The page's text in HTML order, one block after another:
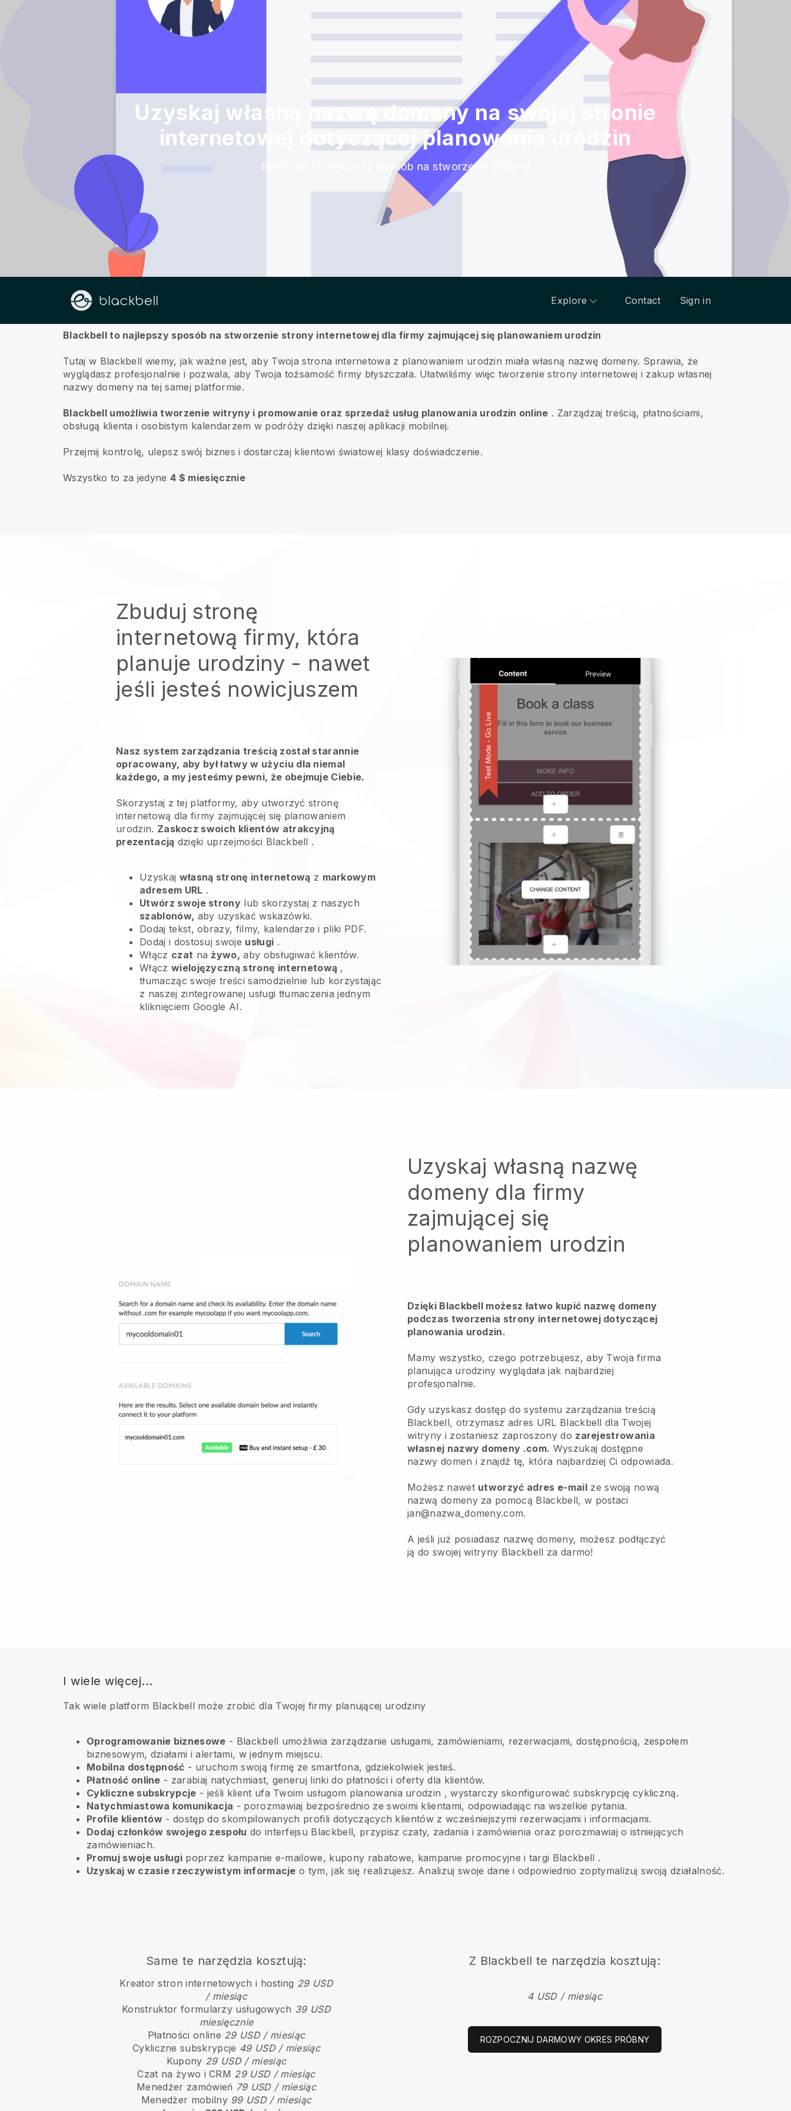
Uzyskaj własną nazwę domeny na swojej stronie
internetowej dotyczącej planowania urodzin
Blackbell to najlepszy sposób na stworzenie witryny
Explore Contact Sign in
O nas
Blackbell to najlepszy sposób na stworzenie strony internetowej dla firmy zajmującej się planowaniem urodzin
Tutaj w Blackbell wiemy, jak ważne jest, aby Twoja strona internetowa z planowaniem urodzin miała własną nazwę domeny. Sprawia, że
wyglądasz profesjonalnie i pozwala, aby Twoja tożsamość firmy błyszczała. Ułatwiliśmy więc tworzenie strony internetowej i zakup własnej
nazwy domeny na tej samej platformie.
Blackbell umożliwia tworzenie witryny i promowanie oraz sprzedaż usług planowania urodzin online . Zarządzaj treścią, płatnościami,
obsługą klienta i osobistym kalendarzem w podróży dzięki naszej aplikacji mobilnej.
Przejmij kontrolę, ulepsz swój biznes i dostarczaj klientowi światowej klasy doświadczenie.
Wszystko to za jedyne4 $ miesięcznie
Zbuduj stronę
internetową firmy, która
planuje urodziny - nawet
jeśli jesteś nowicjuszem
Nasz system zarządzania treścią został starannie
opracowany, aby był łatwy w użyciu dla niemal
każdego, a my jesteśmy pewni, że obejmuje Ciebie.
Skorzystaj z tej platformy, aby utworzyć stronę
internetową dla firmy zajmującej się planowaniem
urodzin. Zaskocz swoich klientów atrakcyjną
prezentacją dzięki uprzejmości Blackbell .
Uzyskaj własną stronę internetową z markowym
adresem URL .
Utwórz swoje strony lub skorzystaj z naszych
szablonów, aby uzyskać wskazówki.
Dodaj tekst, obrazy, filmy, kalendarze i pliki PDF.
Dodaj i dostosuj swoje usługi .
Włącz czat na żywo, aby obsługiwać klientów.
Włącz wielojęzyczną stronę internetową ,
tłumacząc swoje treści samodzielnie lub korzystając
z naszej zintegrowanej usługi tłumaczenia jednym
kliknięciem Google AI.
Uzyskaj własną nazwę
domeny dla firmy
zajmującej się
planowaniem urodzin
Dzięki Blackbell możesz łatwo kupić nazwę domeny
podczas tworzenia strony internetowej dotyczącej
planowania urodzin.
Mamy wszystko, czego potrzebujesz, aby Twoja firma
planująca urodziny wyglądała jak najbardziej
profesjonalnie.
Gdy uzyskasz dostęp do systemu zarządzania treścią
Blackbell, otrzymasz adres URL Blackbell dla Twojej
witryny i zostaniesz zaproszony do zarejestrowania
własnej nazwy domeny .com. Wyszukaj dostępne
nazwy domen i znajdź tę, która najbardziej Ci odpowiada.
Możesz nawet utworzyć adres e-mailze swoją nową
nazwą domeny za pomocą Blackbell, w postaci
jan@nazwa_domeny.com.
A jeśli już posiadasz nazwę domeny, możesz podłączyć
ją do swojej witryny Blackbell za darmo!
I wiele więcej...
Tak wiele platform Blackbell może zrobić dla Twojej firmy planującej urodziny
Oprogramowanie biznesowe - Blackbell umożliwia zarządzanie usługami, zamówieniami, rezerwacjami, dostępnością, zespołem
biznesowym, działami i alertami, w jednym miejscu.
Mobilna dostępność - uruchom swoją firmę ze smartfona, gdziekolwiek jesteś.
Płatność online - zarabiaj natychmiast, generuj linki do płatności i oferty dla klientów.
Cykliczne subskrypcje - jeśli klient ufa Twoim usługom planowania urodzin , wystarczy skonfigurować subskrypcję cykliczną.
Natychmiastowa komunikacja - porozmawiaj bezpośrednio ze swoimi klientami, odpowiadając na wszelkie pytania.
Profile klientów - dostęp do skompilowanych profili dotyczących klientów z wcześniejszymi rezerwacjami i informacjami.
Dodaj członków swojego zespołu do interfejsu Blackbell, przypisz czaty, zadania i zamówienia oraz porozmawiaj o istniejących
zamówieniach.
Promuj swoje usługi poprzez kampanie e-mailowe, kupony rabatowe, kampanie promocyjne i targi Blackbell .
Uzyskaj w czasie rzeczywistym informacje o tym, jak się realizujesz. Analizuj swoje dane i odpowiednio zoptymalizuj swoją działalność.
Same te narzędzia kosztują:
Kreator stron internetowych i hosting 29 USD
/ miesiąc
Konstruktor formularzy usługowych 39 USD
miesięcznie
Płatności online 29 USD / miesiąc
Cykliczne subskrypcje 49 USD / miesiąc
Kupony 29 USD / miesiąc
Czat na żywo i CRM 29 USD / miesiąc
Menedżer zamówień 79 USD / miesiąc
Menedżer mobilny 99 USD / miesiąc
Z Blackbell te narzędzia kosztują:
4 USD / miesiąc
ROZPOCZNIJ DARMOWY OKRES PRÓBNY